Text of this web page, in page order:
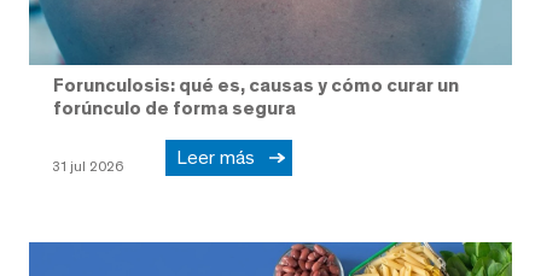
Forunculosis: qué es, causas y cómo curar un
forúnculo de forma segura
31 jul 2026 Leer más